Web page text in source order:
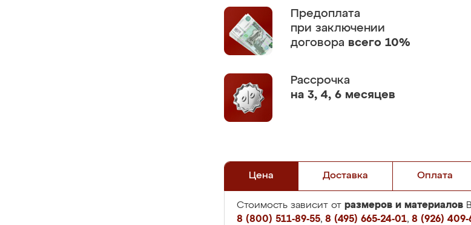
Предоплата
при заключении
договора всего 10%
Рассрочка
на 3, 4, 6 месяцев
Цена Доставка Оплата
Стоимость зависит от размеров и материалов
8 (800) 511-89-55, 8 (495) 665-24-01, 8 (926) 409-